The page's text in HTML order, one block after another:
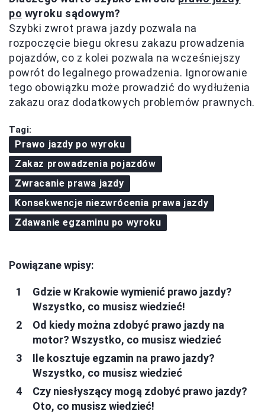
po wyroku sądowym?
Szybki zwrot prawa jazdy pozwala na
rozpoczęcie biegu okresu zakazu prowadzenia
pojazdów, co z kolei pozwala na wcześniejszy
powrót do legalnego prowadzenia. Ignorowanie
tego obowiązku może prowadzić do wydłużenia
zakazu oraz dodatkowych problemów prawnych.
Tagi:
Prawo jazdy po wyroku
Zakaz prowadzenia pojazdów
Zwracanie prawa jazdy
Konsekwencje niezwrócenia prawa jazdy
Zdawanie egzaminu po wyroku
Powiązane wpisy:
Gdzie w Krakowie wymienić prawo jazdy?
Wszystko, co musisz wiedzieć!
Od kiedy można zdobyć prawo jazdy na
motor? Wszystko, co musisz wiedzieć
Ile kosztuje egzamin na prawo jazdy?
Wszystko, co musisz wiedzieć
Czy niesłyszący mogą zdobyć prawo jazdy?
Oto, co musisz wiedzieć!